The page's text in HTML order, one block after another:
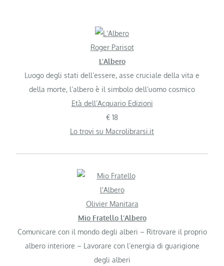
Roger Parisot
L’Albero
Luogo degli stati dell’essere, asse cruciale della vita e
della morte, l’albero è il simbolo dell’uomo cosmico
Età dell’Acquario Edizioni
€ 18
Lo trovi su Macrolibrarsi.it
Olivier Manitara
Mio Fratello l’Albero
Comunicare con il mondo degli alberi – Ritrovare il proprio
albero interiore – Lavorare con l’energia di guarigione
degli alberi